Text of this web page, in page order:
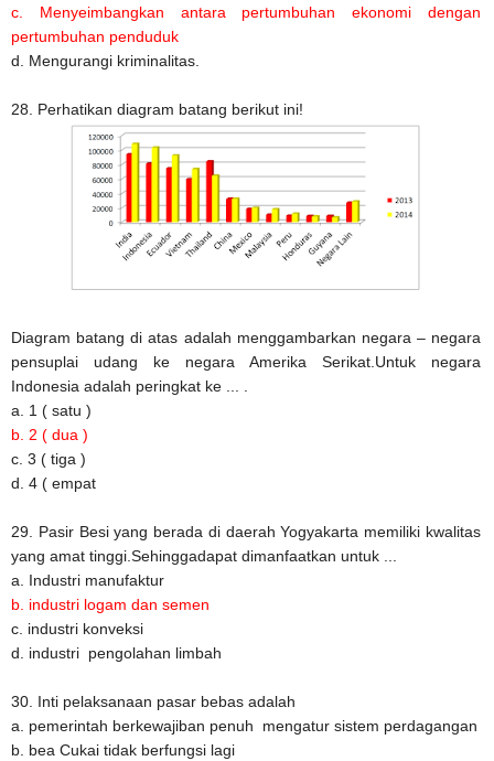
c. Menyeimbangkan antara pertumbuhan ekonomi dengan
pertumbuhan penduduk
d. Mengurangi kriminalitas.
28. Perhatikan diagram batang berikut ini!
Diagram batang di atas adalah menggambarkan negara – negara
pensuplai udang ke negara Amerika Serikat.Untuk negara
Indonesia adalah peringkat ke ... .
a. 1 ( satu )
b. 2 ( dua )
c. 3 ( tiga )
d. 4 ( empat
29. Pasir Besi yang berada di daerah Yogyakarta memiliki kwalitas
yang amat tinggi.Sehinggadapat dimanfaatkan untuk ...
a. Industri manufaktur
b. industri logam dan semen
c. industri konveksi
d. industri pengolahan limbah
30. Inti pelaksanaan pasar bebas adalah
a. pemerintah berkewajiban penuh mengatur sistem perdagangan
b. bea Cukai tidak berfungsi lagi